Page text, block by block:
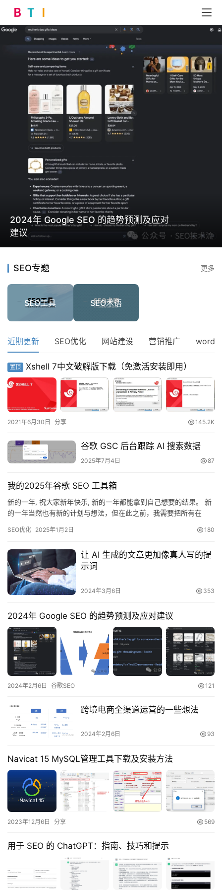
首
网
运
营
营
推
广
答
社
区
享
关
于
2024年 Google SEO 的趋势预测及应对
建议
SEO专题 更多
SEO工具 SEO术语
近期更新 SEO优化 网站建设 营销推广
置顶 Xshell 7中文破解版下载（免激活安装即用）
2021年6月30日 分享 145.2K
谷歌 GSC 后台跟踪 AI 搜索数据
2025年7月4日 87
我的2025年谷歌 SEO 工具箱
新的一年, 祝大家新年快乐, 新的一年都能拿到自己想要的结果。 新
的一年当然也有新的计划与想法，但在此之前，我需要把所有在
SEO工具: SERP分析: Google / Keywords Everywhere插件 /
SEO优化 2025年1月2日 180
让 AI 生成的文章更加像真人写的提
示词
2024年3月6日 353
2024年 Google SEO 的趋势预测及应对建议
2024年2月6日 谷歌SEO 121
跨境电商全渠道运营的一些想法
2024年2月6日 93
Navicat 15 MySQL管理工具下载及安装方法
2023年12月6日 分享 569
用于 SEO 的 ChatGPT：指南、技巧和提示